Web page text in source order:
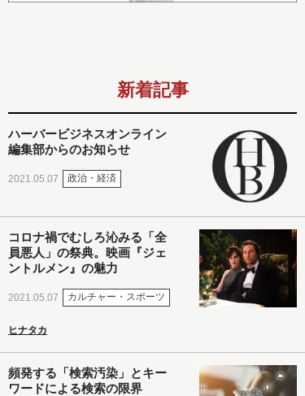
新着記事
ハーバービジネスオンライン
編集部からのお知らせ
2021.05.07 政治・経済
コロナ禍でむしろ沁みる「全
員悪人」の祭典。映画『ジェ
ントルメン』の魅力
2021.05.07 カルチャー・スポーツ
ヒナタカ
頻発する「検索汚染」とキー
ワードによる検索の限界